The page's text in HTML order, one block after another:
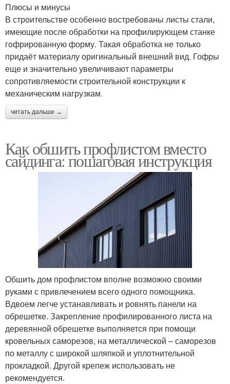
Плюсы и минусы
В строительстве особенно востребованы листы стали,
имеющие после обработки на профилирующем станке
гофрированную форму. Такая обработка не только
придаёт материалу оригинальный внешний вид. Гофры
еще и значительно увеличивают параметры
сопротивляемости строительной конструкции к
механическим нагрузкам.
читать дальше →
Как обшить профлистом вместо
сайдинга: пошаговая инструкция
Обшить дом профлистом вполне возможно своими
руками с привлечением всего одного помощника.
Вдвоем легче устанавливать и ровнять панели на
обрешетке. Закрепление профилированного листа на
деревянной обрешетке выполняется при помощи
кровельных саморезов, на металлической – саморезов
по металлу с широкой шляпкой и уплотнительной
прокладкой. Другой крепеж использовать не
рекомендуется.